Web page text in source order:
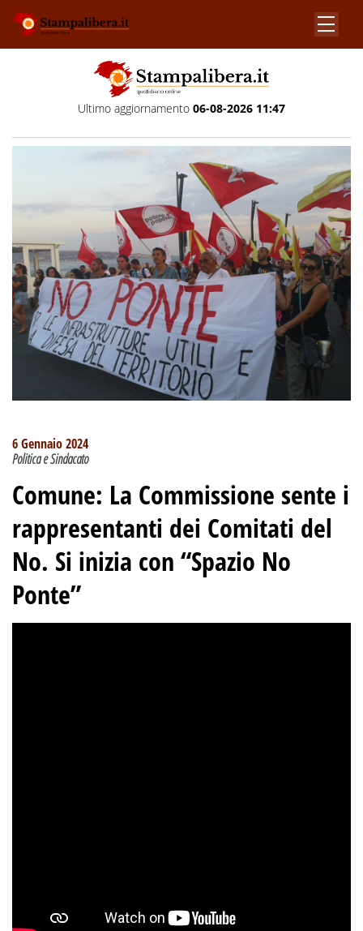
Ultimo aggiornamento 06-08-2026 11:47
6 Gennaio 2024
Politica e Sindacato
Comune: La Commissione sente i
rappresentanti dei Comitati del
No. Si inizia con “Spazio No
Ponte”